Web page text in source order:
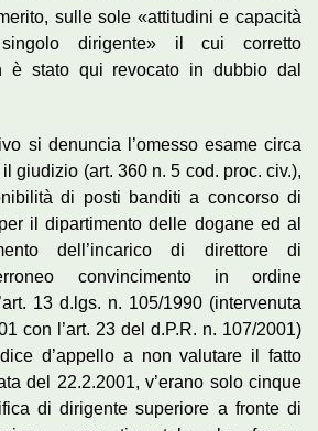
sulle sole «attitudini e capacità
dirigente» il cui corretto
è stato qui revocato in dubbio dal
si denuncia l’omesso esame circa
giudizio (art. 360 n. 5 cod. proc. civ.),
di posti banditi a concorso di
il dipartimento delle dogane ed al
dell’incarico di direttore di
convincimento in ordine
13 d.lgs. n. 105/1990 (intervenuta
con l’art. 23 del d.P.R. n. 107/2001)
d’appello a non valutare il fatto
del 22.2.2001, v’erano solo cinque
di dirigente superiore a fronte di